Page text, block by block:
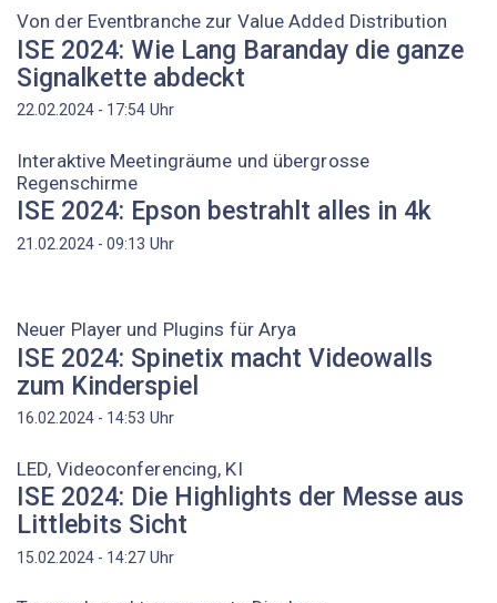
Von der Eventbranche zur Value Added Distribution
ISE 2024: Wie Lang Baranday die ganze
Signalkette abdeckt
22.02.2024 - 17:54 Uhr
Interaktive Meetingräume und übergrosse
Regenschirme
ISE 2024: Epson bestrahlt alles in 4k
21.02.2024 - 09:13 Uhr
Neuer Player und Plugins für Arya
ISE 2024: Spinetix macht Videowalls
zum Kinderspiel
16.02.2024 - 14:53 Uhr
LED, Videoconferencing, KI
ISE 2024: Die Highlights der Messe aus
Littlebits Sicht
15.02.2024 - 14:27 Uhr